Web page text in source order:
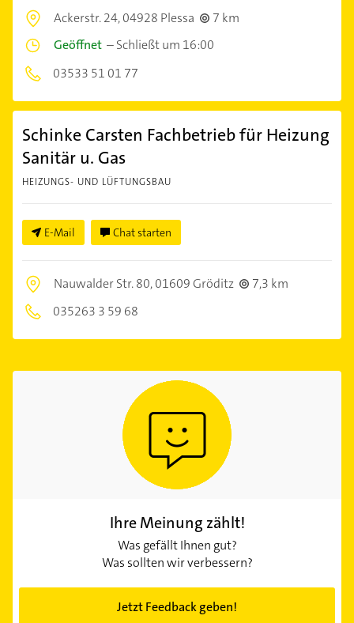
Ackerstr. 24,04928 Plessa
7 km
Geöffnet –Schließt um 16:00
03533 51 01 77
Schinke Carsten Fachbetrieb für Heizung
Sanitär u. Gas
HEIZUNGS- UND LÜFTUNGSBAU
E-Mail Chat starten
Nauwalder Str. 80,01609 Gröditz
7,3 km
035263 3 59 68
Ihre Meinung zählt!
Was gefällt Ihnen gut?
Was sollten wir verbessern?
Jetzt Feedback geben!